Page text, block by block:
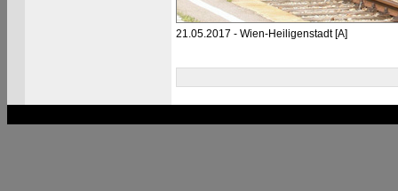
21.05.2017 - Wien-Heiligenstadt [A]